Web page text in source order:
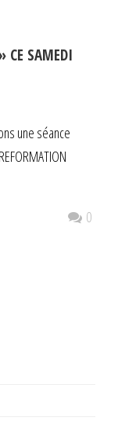
CE SAMEDI
une séance
0